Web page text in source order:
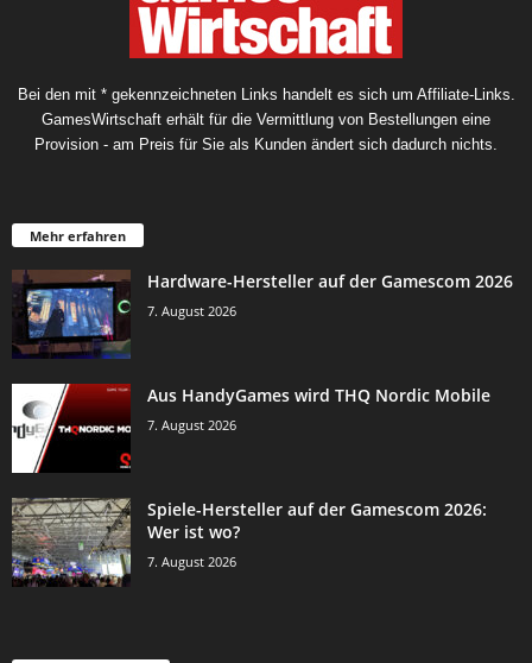
Bei den mit * gekennzeichneten Links handelt es sich um Affiliate-Links.
GamesWirtschaft erhält für die Vermittlung von Bestellungen eine
Provision - am Preis für Sie als Kunden ändert sich dadurch nichts.
Mehr erfahren
Hardware-Hersteller auf der Gamescom 2026
7. August 2026
Aus HandyGames wird THQ Nordic Mobile
7. August 2026
Spiele-Hersteller auf der Gamescom 2026:
Wer ist wo?
7. August 2026